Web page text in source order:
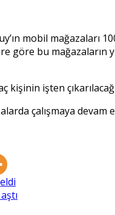
mobil mağazaları
göre bu mağazaların
kişinin işten
çalışmaya